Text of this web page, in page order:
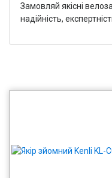
Замовляй якісні
надійність,